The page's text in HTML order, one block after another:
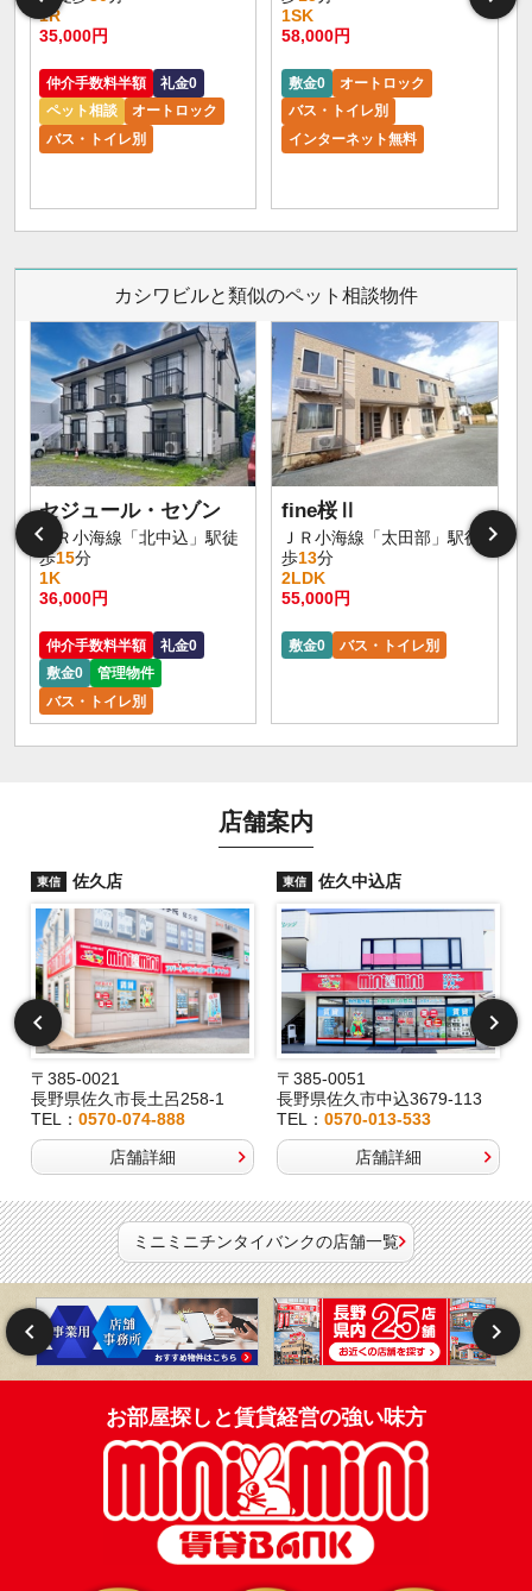
1R
35,000円
仲介手数料半額
礼金0
ペット相談
オートロック
バス・トイレ別
1SK
58,000円
敷金0
オートロック
バス・トイレ別
インターネット無料
カシワビルと類似のペット相談物件
セジュール・セゾン
ＪＲ小海線「北中込」駅徒
歩15分
1K
36,000円
仲介手数料半額
礼金0
敷金0
管理物件
バス・トイレ別
fine桜Ⅱ
ＪＲ小海線「太田部」駅徒
歩13分
2LDK
55,000円
敷金0 バス・トイレ別
店舗案内
東信 佐久店
〒385-0021
長野県佐久市長土呂258-1
TEL： 0570-074-888
店舗詳細
東信 佐久中込店
〒385-0051
長野県佐久市中込3679-113
TEL：0570-013-533
店舗詳細
ミニミニチンタイバンクの店舗一覧
お部屋探しと賃貸経営の強い味方